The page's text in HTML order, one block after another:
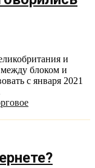
и
между блоком и
с января 2021